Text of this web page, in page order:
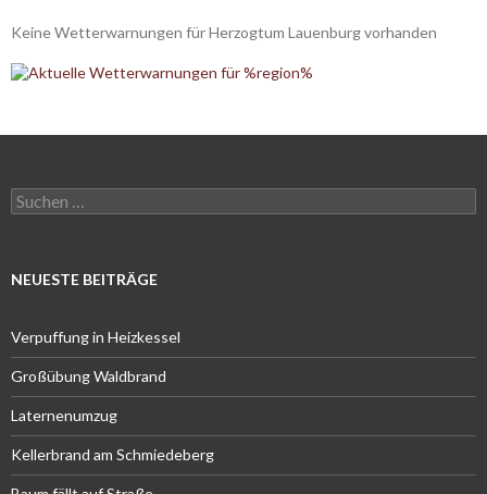
Keine Wetterwarnungen für Herzogtum Lauenburg vorhanden
Suchen
nach:
NEUESTE BEITRÄGE
Verpuffung in Heizkessel
Großübung Waldbrand
Laternenumzug
Kellerbrand am Schmiedeberg